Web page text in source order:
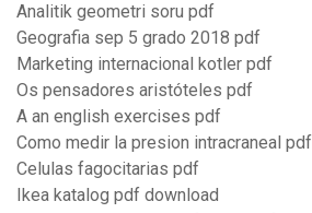
Analitik geometri soru pdf
Geografia sep 5 grado 2018 pdf
Marketing internacional kotler pdf
Os pensadores aristóteles pdf
A an english exercises pdf
Como medir la presion intracraneal pdf
Celulas fagocitarias pdf
Ikea katalog pdf download